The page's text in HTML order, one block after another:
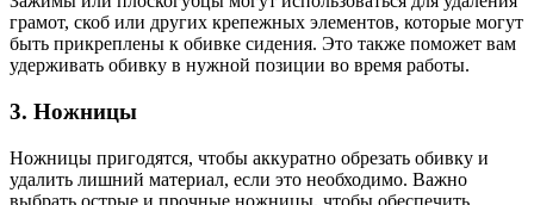
грамот, скоб или других крепежных элементов, которые могут
быть прикреплены к обивке сидения. Это также поможет вам
удерживать обивку в нужной позиции во время работы.
3. Ножницы
Ножницы пригодятся, чтобы аккуратно обрезать обивку и
удалить лишний материал, если это необходимо. Важно
выбрать острые и прочные ножницы, чтобы обеспечить